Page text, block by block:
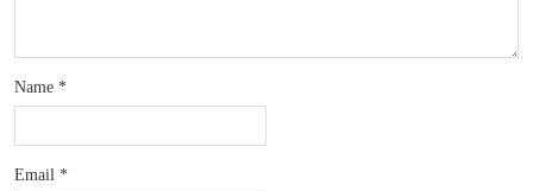
Name *
Email *